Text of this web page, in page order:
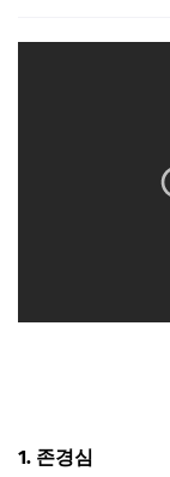
1. 존경심